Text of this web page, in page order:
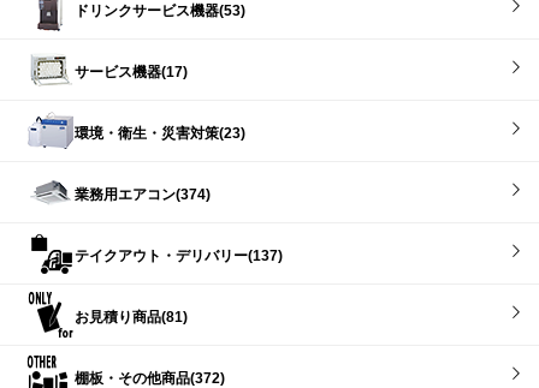
ドリンクサービス機器(53)
サービス機器(17)
環境・衛生・災害対策(23)
業務用エアコン(374)
テイクアウト・デリバリー(137)
お見積り商品(81)
棚板・その他商品(372)